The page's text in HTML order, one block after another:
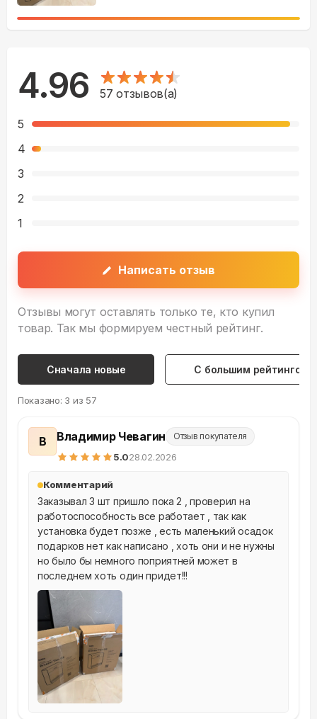
4.96 57 отзывов(а)
5
4
3
2
1
Написать отзыв
Отзывы могут оставлять только те, кто купил
товар. Так мы формируем честный рейтинг.
Сначала новые С большим рейтингом
Показано: 3 из 57
В Владимир Чевагин Отзыв покупателя
5.028.02.2026
Комментарий
Заказывал 3 шт пришло пока 2 , проверил на
работоспособность все работает , так как
установка будет позже , есть маленький осадок
подарков нет как написано , хоть они и не нужны
но было бы немного поприятней может в
последнем хоть один придет!!!